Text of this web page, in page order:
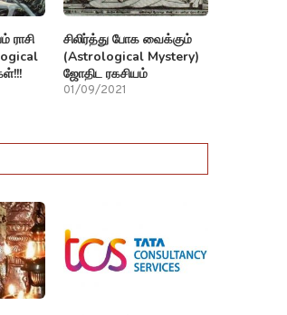
ராசி
சிலிர்த்து போக வைக்கும்
(Astrological Mystery)
ஜோதிட ரகசியம்
01/09/2021